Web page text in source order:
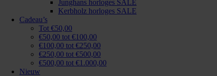
Junghans horloges SALE
Kerbholz horloges SALE
Cadeau’s
Tot €50,00
€50,00 tot €100,00
€100,00 tot €250,00
€250,00 tot €500,00
€500,00 tot €1.000,00
Nieuw